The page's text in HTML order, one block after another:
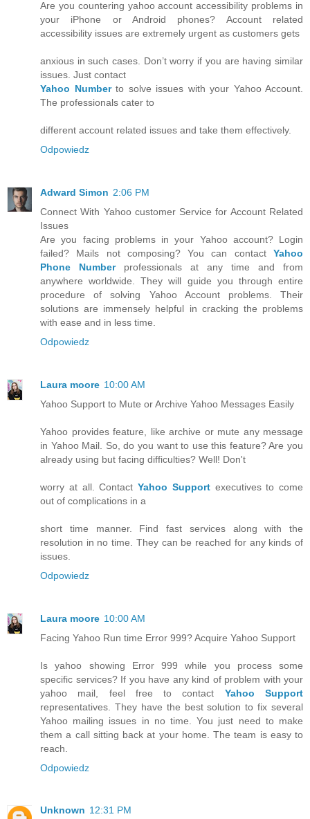
Are you countering yahoo account accessibility problems in
your iPhone or Android phones? Account related
accessibility issues are extremely urgent as customers gets
anxious in such cases. Don’t worry if you are having similar
issues. Just contact
Yahoo Numberto solve issues with your Yahoo Account.
The professionals cater to
different account related issues and take them effectively.
Odpowiedz
Adward Simon 2:06 PM
Connect With Yahoo customer Service for Account Related
Issues
Are you facing problems in your Yahoo account? Login
failed? Mails not composing? You can contact Yahoo
Phone Numberprofessionals at any time and from
anywhere worldwide. They will guide you through entire
procedure of solving Yahoo Account problems. Their
solutions are immensely helpful in cracking the problems
with ease and in less time.
Odpowiedz
Laura moore 10:00 AM
Yahoo Support to Mute or Archive Yahoo Messages Easily
Yahoo provides feature, like archive or mute any message
in Yahoo Mail. So, do you want to use this feature? Are you
already using but facing difficulties? Well! Don't
worry at all. Contact Yahoo Supportexecutives to come
out of complications in a
short time manner. Find fast services along with the
resolution in no time. They can be reached for any kinds of
issues.
Odpowiedz
Laura moore 10:00 AM
Facing Yahoo Run time Error 999? Acquire Yahoo Support
Is yahoo showing Error 999 while you process some
specific services? If you have any kind of problem with your
yahoo mail, feel free to contact Yahoo Support
representatives. They have the best solution to fix several
Yahoo mailing issues in no time. You just need to make
them a call sitting back at your home. The team is easy to
reach.
Odpowiedz
Unknown 12:31 PM